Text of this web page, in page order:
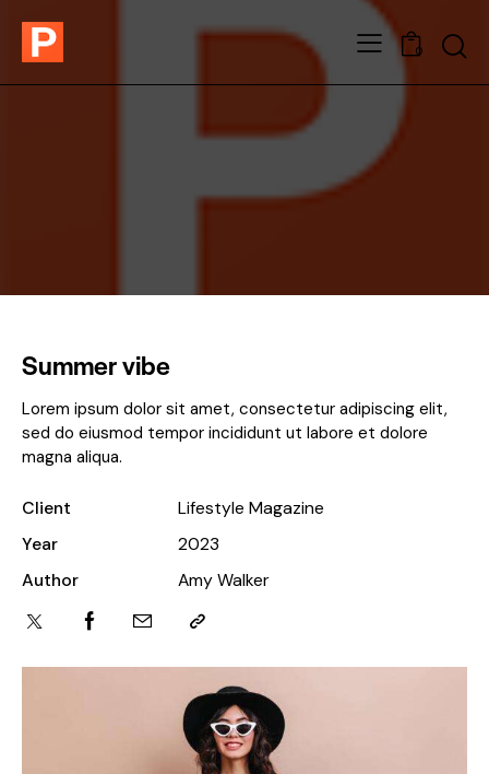
0
Summer vibe
Lorem ipsum dolor sit amet, consectetur adipiscing elit,
sed do eiusmod tempor incididunt ut labore et dolore
magna aliqua.
Client
Lifestyle Magazine
Year
2023
Author
Amy Walker